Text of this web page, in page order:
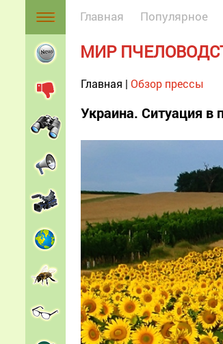
Главная Популярное
МИР
Главная | Обзор прессы
Украина. Ситуация в